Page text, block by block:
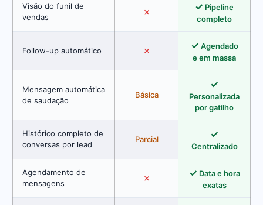
Visão do funil de
vendas
✗ ✓ Pipeline
completo
Follow-up automático ✗ ✓ Agendado
e em massa
Mensagem automática
de saudação
Básica
✓
Personalizada
por gatilho
Histórico completo de
conversas por lead
Parcial ✓
Centralizado
Agendamento de
mensagens
✗ ✓ Data e hora
exatas